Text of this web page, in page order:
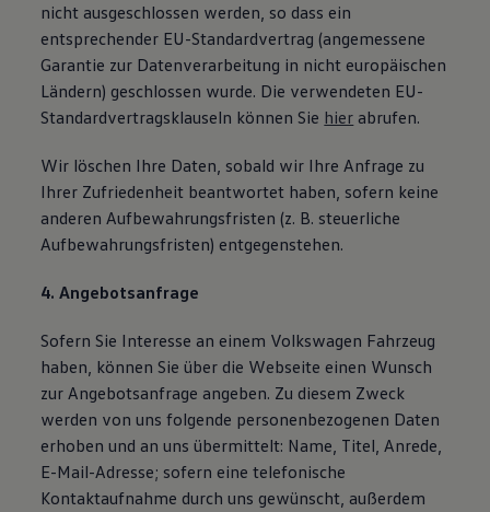
nicht ausgeschlossen werden, so dass ein
entsprechender EU-Standardvertrag (angemessene
Garantie zur Datenverarbeitung in nicht europäischen
Ländern) geschlossen wurde. Die verwendeten EU-
Standardvertragsklauseln können Sie hier abrufen.
Wir löschen Ihre Daten, sobald wir Ihre Anfrage zu
Ihrer Zufriedenheit beantwortet haben, sofern keine
anderen Aufbewahrungsfristen (z. B. steuerliche
Aufbewahrungsfristen) entgegenstehen.
4. Angebotsanfrage
Sofern Sie Interesse an einem Volkswagen Fahrzeug
haben, können Sie über die Webseite einen Wunsch
zur Angebotsanfrage angeben. Zu diesem Zweck
werden von uns folgende personenbezogenen Daten
erhoben und an uns übermittelt: Name, Titel, Anrede,
E-Mail-Adresse; sofern eine telefonische
Kontaktaufnahme durch uns gewünscht, außerdem